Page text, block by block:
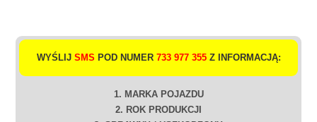
WYŚLIJ SMS POD NUMER 733 977 355Z INFORMACJĄ:
1. MARKA POJAZDU
2. ROK PRODUKCJI